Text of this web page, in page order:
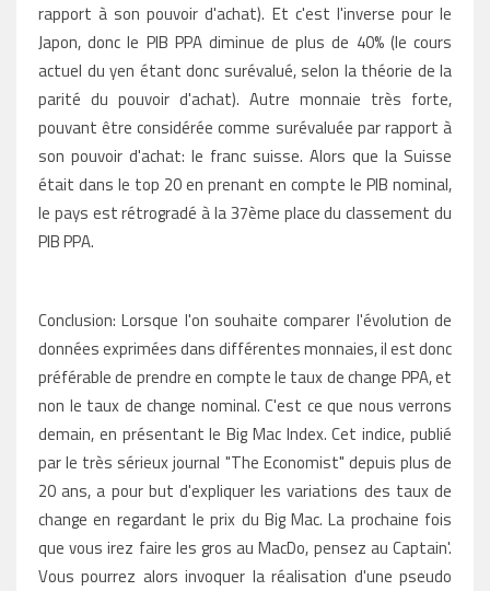
rapport à son pouvoir d'achat). Et c'est l'inverse pour le
Japon, donc le PIB PPA diminue de plus de 40% (le cours
actuel du yen étant donc surévalué, selon la théorie de la
parité du pouvoir d'achat). Autre monnaie très forte,
pouvant être considérée comme surévaluée par rapport à
son pouvoir d'achat: le franc suisse. Alors que la Suisse
était dans le top 20 en prenant en compte le PIB nominal,
le pays est rétrogradé à la 37ème place du classement du
PIB PPA.
Conclusion: Lorsque l'on souhaite comparer l'évolution de
données exprimées dans différentes monnaies, il est donc
préférable de prendre en compte le taux de change PPA, et
non le taux de change nominal. C'est ce que nous verrons
demain, en présentant le Big Mac Index. Cet indice, publié
par le très sérieux journal "The Economist" depuis plus de
20 ans, a pour but d'expliquer les variations des taux de
change en regardant le prix du Big Mac. La prochaine fois
que vous irez faire les gros au MacDo, pensez au Captain'.
Vous pourrez alors invoquer la réalisation d'une pseudo